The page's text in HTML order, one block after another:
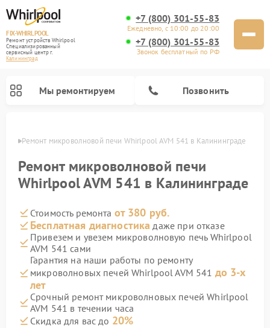
FIX-WHIRLPOOL
Ремонт устройств Whirlpool
Специализированный
cервисный центр г.
Калининград
+7 (800) 301-55-83
Ежедневно, с 10:00 до 20:00
+7 (800) 301-55-83
Звонок бесплатный по РФ
Мы ремонтируем Позвонить
Ремонт микроволновой печи Whirlpool AVM 541 в Калининграде
Ремонт микроволновой печи
Whirlpool AVM 541 в Калининграде
Стоимость ремонта от 380 руб.
Бесплатная диагностика даже при отказе
Привезем и увезем микроволновую печь Whirlpool
AVM 541 сами
Гарантия на наши работы по ремонту
микроволновых печей Whirlpool AVM 541 до 3-х
лет
Срочный ремонт микроволновых печей Whirlpool
AVM 541 в течении часа
Скидка для вас до 20%